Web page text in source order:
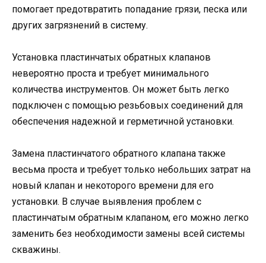
помогает предотвратить попадание грязи, песка или
других загрязнений в систему.
Установка пластинчатых обратных клапанов
невероятно проста и требует минимального
количества инструментов. Он может быть легко
подключен с помощью резьбовых соединений для
обеспечения надежной и герметичной установки.
Замена пластинчатого обратного клапана также
весьма проста и требует только небольших затрат на
новый клапан и некоторого времени для его
установки. В случае выявления проблем с
пластинчатым обратным клапаном, его можно легко
заменить без необходимости замены всей системы
скважины.